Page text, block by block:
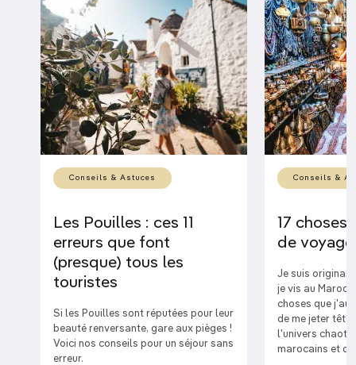
Conseils & Astuces
Les Pouilles : ces 11
erreurs que font
(presque) tous les
touristes
Si les Pouilles sont réputées pour leur
beauté renversante, gare aux pièges !
Voici nos conseils pour un séjour sans
erreur.
Conseils &
17 choses
de
Je suis
je vis au Maroc
choses que
de me jeter tête
l'univers
marocains et